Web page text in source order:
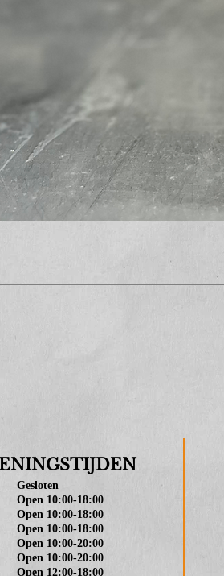
Gesloten
Open 10:00-18:00
Open 10:00-18:00
Open 10:00-18:00
Open 10:00-20:00
Open 10:00-20:00
Open 12:00-18:00